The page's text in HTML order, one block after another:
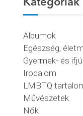
Kategóriák
Albumok
Egészség,
Gyermek- és
Irodalom
LMBTQ
Művészetek
Nők